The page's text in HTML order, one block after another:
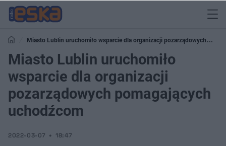
Miasto Lublin uruchomiło wsparcie dla organizacji pozarządowych
pomagających uchodźcom
Miasto Lublin uruchomiło
wsparcie dla organizacji
pozarządowych pomagających
uchodźcom
2022-03-07 18:47